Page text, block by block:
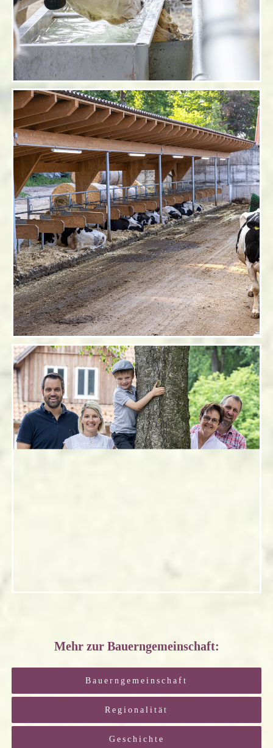
Mehr zur Bauerngemeinschaft:
Bauerngemeinschaft
Regionalität
Geschichte